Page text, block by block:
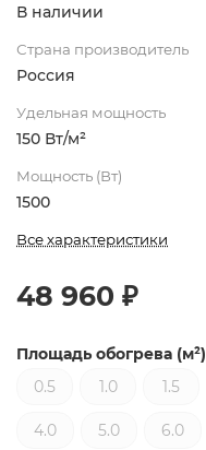
В наличии
Страна производитель
Россия
Удельная мощность
150 Вт/м²
Мощность (Вт)
1500
Все характеристики
48 960 ₽
Площадь обогрева (м²)
0.5
1.0 1.5
4.0 5.0 6.0